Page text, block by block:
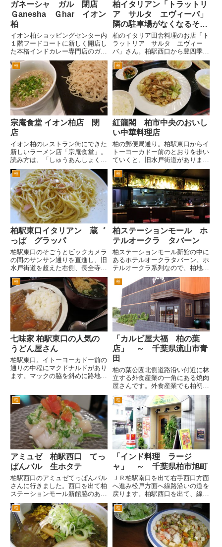
ガネーシャ ガル 閉店
Ｇanesha Ｇhar イオン
柏
イオン柏ショッピングセンター内
１階フードコートに新しく開店し
た本格インドカレー専門店のガネ
ーシャ・ガルさんです。 イオン
柏の１階のフードコートの中の国
道６号線よりの向かって右手側付
近に開店しました。料理人さんも
インドの方という本当のという
と...
柏イタリアン「トラットリ
ア サルタ エヴィーバ」
隣の駐車場がなくなるそう
です
柏のイタリア田舎料理のお店「ト
ラットリア サルタ エヴィー
バ」さん。柏駅西口から豊四季方
面へ行く道をまっすぐ、そして国
道６号を越えて、バス通りの裏手
の路地裏にあります。 隠れ家
的なお店ですが、根強いファンの
お客様をつかんでいるので、混ん
で...
柏
宗庵食堂 イオン柏店 閉
店
イオン柏のレストラン街にできた
新しいラーメン店「宗庵食堂」。
読み方は、「しゅうあんしょくど
う」だそうです。 チェーン店で
しょうか。現在は、柏イオンと勝
田台にお店が、あるようです。ま
た「食堂」ではないラーメン店と
しては、千葉･船橋･北千住･錦...
柏
紅龍閣 柏市中央のおいし
い中華料理店
柏の郵便局通り。柏駅東口からイ
トーヨーカドー前のとおりを歩い
ていくと、旧水戸街道がありま
す。旧水戸街道を超えてさらに歩
いていくと、もう一本先に旧水戸
街道水戸に並行する通りがありま
す。柏の郵便局の本局の前の通り
です。郵便局通りです。 柏郵
便...
柏
柏駅東口イタリアン 蔵゛
っぱ グラッパ
柏駅東口のそごうとビックカメラ
の間のサンサン通りを直進し、旧
水戸街道を超えた右側、長全寺の
向かいにあるイタリアン「蔵っ
ぱ」さん。 らーめん屋さんが二
軒連なっている隣にあります。
夜はワインが飲めるイタリア居
酒屋みたいな雰囲気みたいです
が、...
柏
柏ステーションモール ホ
テルオークラ タバーン
柏ステーションモール新館の中に
あるホテルオークラタバーン。ホ
テルオークラ系列なので、柏地域
のレストランとしては、ちょっと
予算が高めを覚悟していきましょ
う。 お値段なりの雰囲気、料
理がでてきますので、それなりに
納得ができるかと思います。
...
柏
七味家 柏駅東口の人気の
うどん屋さん
柏駅東口。イトーヨーカドー前の
通りの中程にマクドナルドがあり
ます。マックの脇を斜めに路地を
です。ここを歩いて行くと左手に
うどん屋さんがあります。七味屋
さんです。昼は、うどんを中心
に...
柏
「カルビ屋大福 柏の葉
店」 ～ 千葉県流山市青
田
柏の葉公園北側道路沿い付近に林
立する外食産業の一角にある焼肉
屋さんです。外食産業でも柏初登
場と思われるお店が多いので、探
検の一環で入ってみました。 場
所は、国道１６号線十余二工業団
地入り口をがんセンター、柏の葉
公園方面へ。柏の葉公園のスタ
ジ...
柏
アミュゼ 柏駅西口 てっ
ぱんバル 生ホタテ
柏駅西口のアミュゼてっぱんバル
さんに行きました。西口を出て柏
ステーションモール新館脇のあさ
ひ通りを国道６号方面へ。夕方6
時すぎ。この時間は、通学や通勤
のサラリーマンがたくさん歩いて
ます。 一緒にフルーツをカー
トに積んで走っている若者が2
名...
柏
「インド料理 ラージ
ャ」 ～ 千葉県柏市旭町
ＪＲ柏駅南口を出て右手西口方面
へ進み松戸方面へ線路沿いの道を
戻ります。柏駅西口を出て、線路
沿いに左手に進んでも同じです。
線路沿いに国道６号方面へ進むと
道路が右手にカーブしている右手
にある本格インドカレーのお店。
ラージャとは、ヒンドゥー語で...
柏 柏